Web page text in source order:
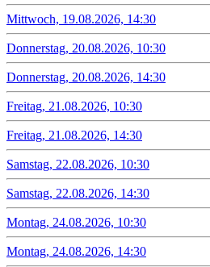
Mittwoch, 19.08.2026, 14:30
Donnerstag, 20.08.2026, 10:30
Donnerstag, 20.08.2026, 14:30
Freitag, 21.08.2026, 10:30
Freitag, 21.08.2026, 14:30
Samstag, 22.08.2026, 10:30
Samstag, 22.08.2026, 14:30
Montag, 24.08.2026, 10:30
Montag, 24.08.2026, 14:30